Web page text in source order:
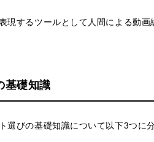
現するツールとして人間による動
基礎知識
選びの基礎知識について以下3つに